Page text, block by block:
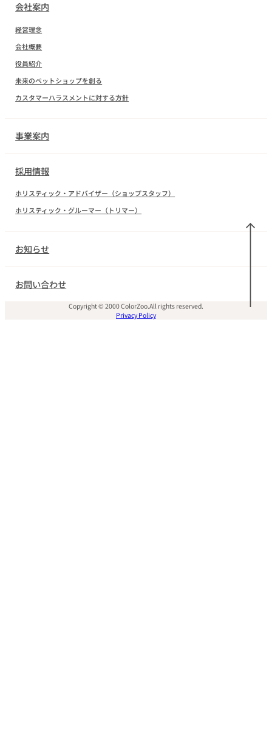
会社案内
経営理念
会社概要
役員紹介
未来のペットショップを創る
カスタマーハラスメントに対する方針
事業案内
採用情報
ホリスティック・アドバイザー（ショップスタッフ）
ホリスティック・グルーマー（トリマー）
お知らせ
お問い合わせ
Copyright © 2000 ColorZoo.All rights reserved.
Privacy Policy